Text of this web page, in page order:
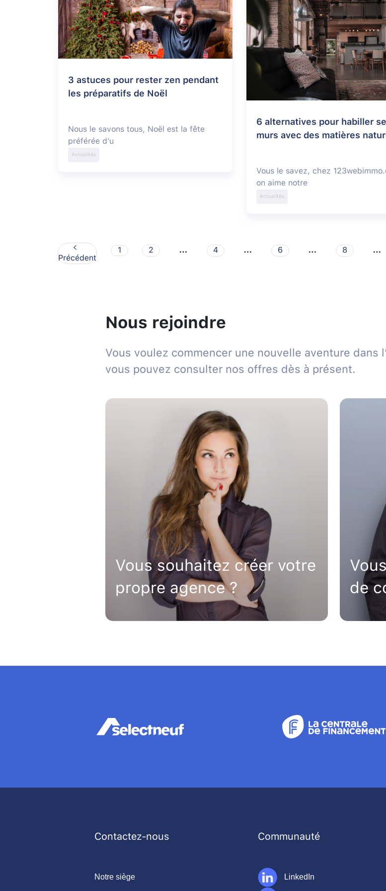
3 astuces pour rester zen pendant
les préparatifs de Noël
Nous le savons tous, Noël est la fête
préférée d’u
Actualités
6 alternatives pour habiller
murs avec des matières
Vous le savez, chez
on aime notre
Actualités
Précédent 1 2 … 4 … 6 … 8 …
Nous rejoindre
Vous voulez commencer une nouvelle aventure dans
vous pouvez consulter nos offres dès à présent.
Vous souhaitez créer votre
propre agence ? de
Contactez-nous
Notre siège
Communauté
LinkedIn